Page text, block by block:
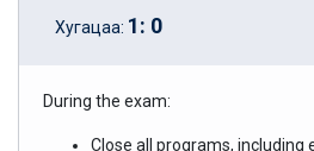
Хугацаа: 1: 0
During the exam:
Close all programs, including